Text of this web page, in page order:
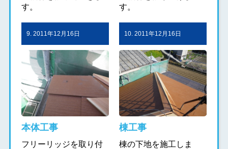
す。
す。
9. 2011年12月16日
本体工事
フリーリッジを取り付
10. 2011年12月16日
棟工事
棟の下地を施工しま